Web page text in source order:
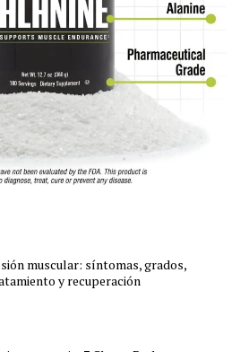
muscular: síntomas, grados,
y recuperación